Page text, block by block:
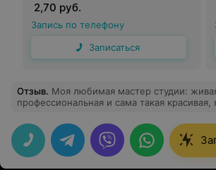
2,70 руб.
Запись по телефону
Записаться
Отзыв. Моя любимая мастер студии:
профессиональная и сама такая красивая,